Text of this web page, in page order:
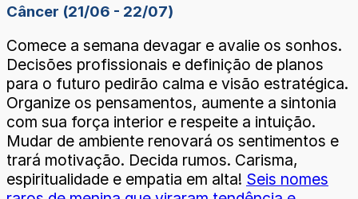
Câncer (21/06 - 22/07)
Comece a semana devagar e avalie os sonhos.
Decisões profissionais e definição de planos
para o futuro pedirão calma e visão estratégica.
Organize os pensamentos, aumente a sintonia
com sua força interior e respeite a intuição.
Mudar de ambiente renovará os sentimentos e
trará motivação. Decida rumos. Carisma,
espiritualidade e empatia em alta! Seis nomes